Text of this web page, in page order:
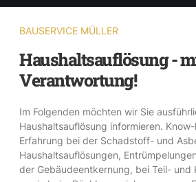
BAUSERVICE MÜLLER
Haushaltsauflösung -
Verantwortung!
Im Folgenden möchten wir Sie
Haushaltsauflösung informieren.
Erfahrung bei der Schadstoff- und
Haushaltsauflösungen,
der Gebäudeentkernung, bei Teil- und